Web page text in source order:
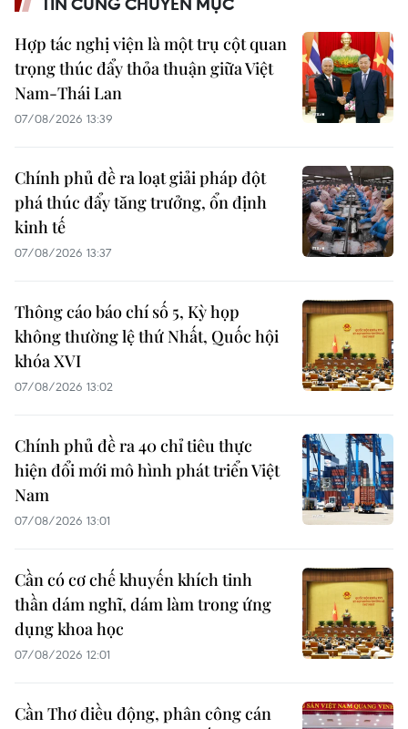
Hợp tác nghị viện là một trụ cột quan
trọng thúc đẩy thỏa thuận giữa Việt
Nam-Thái Lan
07/08/2026 13:39
Chính phủ đề ra loạt giải pháp đột
phá thúc đẩy tăng trưởng, ổn định
kinh tế
07/08/2026 13:37
Thông cáo báo chí số 5, Kỳ họp
không thường lệ thứ Nhất, Quốc hội
khóa XVI
07/08/2026 13:02
Chính phủ đề ra 40 chỉ tiêu thực
hiện đổi mới mô hình phát triển Việt
Nam
07/08/2026 13:01
Cần có cơ chế khuyến khích tinh
thần dám nghĩ, dám làm trong ứng
dụng khoa học
07/08/2026 12:01
Cần Thơ điều động, phân công cán